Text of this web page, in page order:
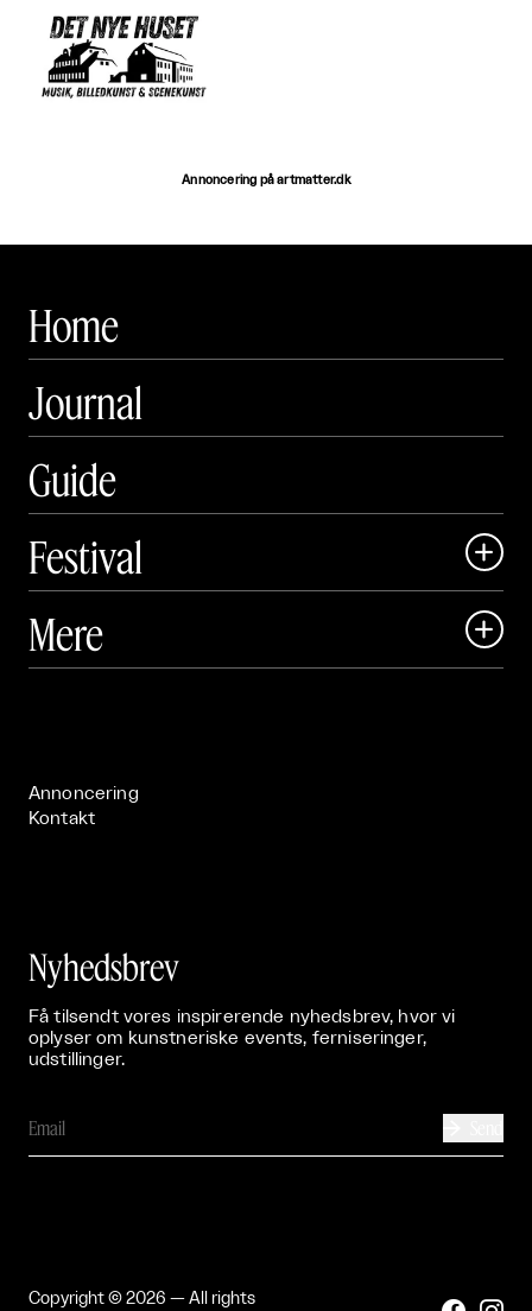
Annoncering på artmatter.dk
Home
Journal
Guide
Festival

 Art Matter Festival
Mere 
Annoncering
Kontakt
Nyhedsbrev
Få tilsendt vores inspirerende nyhedsbrev, hvor vi
oplyser om kunstneriske events, ferniseringer,
udstillinger.
Copyright © 2026 — All rights